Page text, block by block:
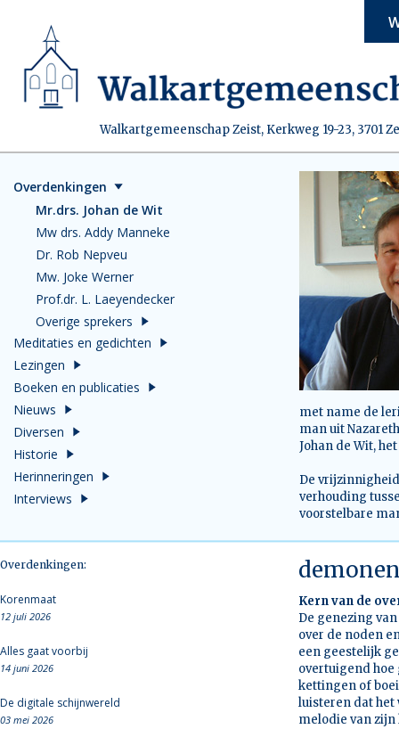
Walkartgemeenschap Zeist, Kerkweg 19-23, 3701
Overdenkingen
Mr.drs. Johan de Wit
Mw drs. Addy Manneke
Dr. Rob Nepveu
Mw. Joke Werner
Prof.dr. L. Laeyendecker
Overige sprekers
Meditaties en gedichten
Lezingen
Boeken en publicaties
Nieuws
Diversen
Historie
Herinneringen
Interviews
met name de
man uit
Johan de Wit,
De
verhouding
voorstelbare
Overdenkingen:
Korenmaat
12 juli 2026
Alles gaat voorbij
14 juni 2026
De digitale schijnwereld
03 mei 2026
Kern van de
De genezing
over de noden
een geestelijk
overtuigend
kettingen of
luisteren dat het
melodie van